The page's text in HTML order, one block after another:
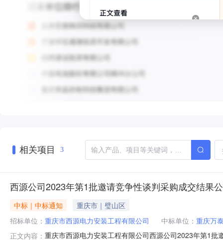
相关项目 3
西源公司2023年第1批邀请竞争性谈判采购成交结果
中标｜中标通知
重庆市｜璧山区
招标单位： 重庆市西源电力安装工程有限公司 中标单位： 重庆万
正文内容： 重庆市西源电力安装工程有限公司西源公司2023年第1